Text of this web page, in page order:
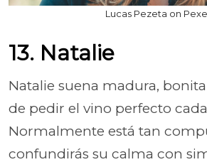
Lucas Pezeta on
13. Natalie
Natalie suena madura,
de pedir el vino perfecto
Normalmente está tan
confundirás su calma con